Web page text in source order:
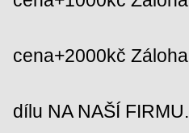
cena+2000kč
dílu NA NAŠÍ